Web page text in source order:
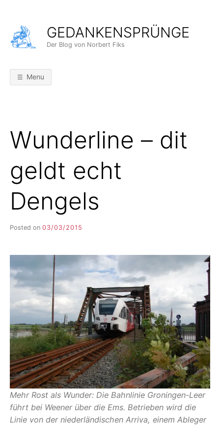
content
GEDANKENSPRÜNGE
Der Blog von Norbert Fiks
Menu
Wunderline – dit
geldt echt
Dengels
Posted on 03/03/2015
I
L
E
E
R
Mehr Rost als Wunder: Die Bahnlinie Groningen-Leer
führt bei Weener über die Ems. Betrieben wird die
Linie von der niederländischen Arriva, einem Ableger